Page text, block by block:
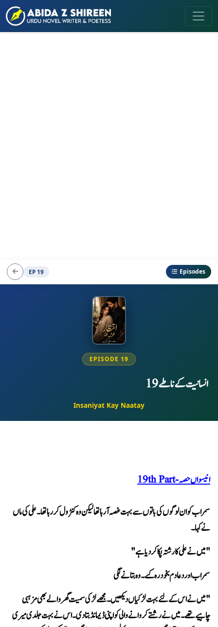
EP 19 Episodes
EPISODE 19
انسانیت کے ناطے19
Insaniyat Kay Naatay
انیسواں حصہ - 19th Part
نے کہا۔
"میں نے علی کا رشتہ پکا کر دیا ہے"
سمراب اور دعا دم بخود رہ گئے۔ وہ بتانے لگی